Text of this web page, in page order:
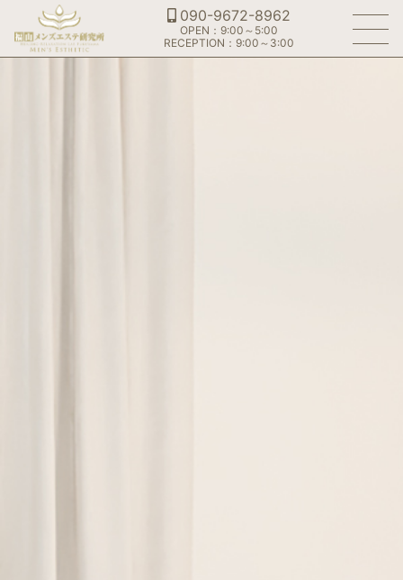
090-9672-8962
OPEN：9:00～5:00
RECEPTION：9:00～3:00